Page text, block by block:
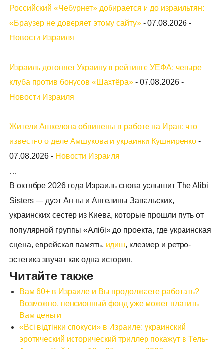
Российский «Чебурнет» добирается и до израильтян:
«Браузер не доверяет этому сайту» -07.08.2026 -
Новости Израиля
Израиль догоняет Украину в рейтинге УЕФА: четыре
клуба против бонусов «Шахтёра» -07.08.2026 -
Новости Израиля
Жители Ашкелона обвинены в работе на Иран: что
известно о деле Амшукова и украинки Кушниренко -
07.08.2026 - Новости Израиля
…
В октябре 2026 года Израиль снова услышит The Alibi
Sisters — дуэт Анны и Ангелины Завальских,
украинских сестер из Киева, которые прошли путь от
популярной группы «Алібі» до проекта, где украинская
сцена, еврейская память, идиш, клезмер и ретро-
эстетика звучат как одна история.
Читайте также
Вам 60+ в Израиле и Вы продолжаете работать?
Возможно, пенсионный фонд уже может платить
Вам деньги
«Всі відтінки спокуси» в Израиле: украинский
эротический исторический триллер покажут в Тель-